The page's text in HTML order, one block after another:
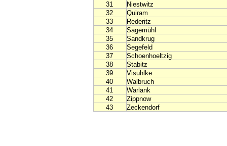
31
Niestwitz
32
Quiram
33
Rederitz
34
Sagemühl
35
Sandkrug
36
Segefeld
37
Schoenhoeltzig
38
Stabitz
39
Visuhlke
40
Walbruch
41
Warlank
42
Zippnow
43
Zeckendorf